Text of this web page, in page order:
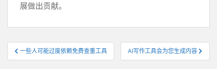
展做出贡献。
文
章
一些人可能过度依赖免费查重工具 AI写作工具会为您生成内容